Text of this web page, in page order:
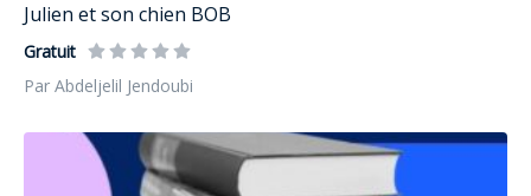
Julien et son chien BOB
Gratuit
Par Abdeljelil Jendoubi